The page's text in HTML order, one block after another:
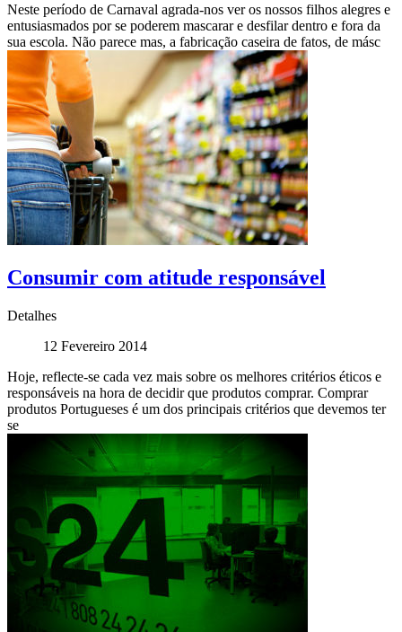
Neste período de Carnaval agrada-nos ver os nossos filhos alegres e
entusiasmados por se poderem mascarar e desfilar dentro e fora da
sua escola. Não parece mas, a fabricação caseira de fatos, de másc
Consumir com atitude responsável
Detalhes
12 Fevereiro 2014
Hoje, reflecte-se cada vez mais sobre os melhores critérios éticos e
responsáveis na hora de decidir que produtos comprar. Comprar
produtos Portugueses é um dos principais critérios que devemos ter
se